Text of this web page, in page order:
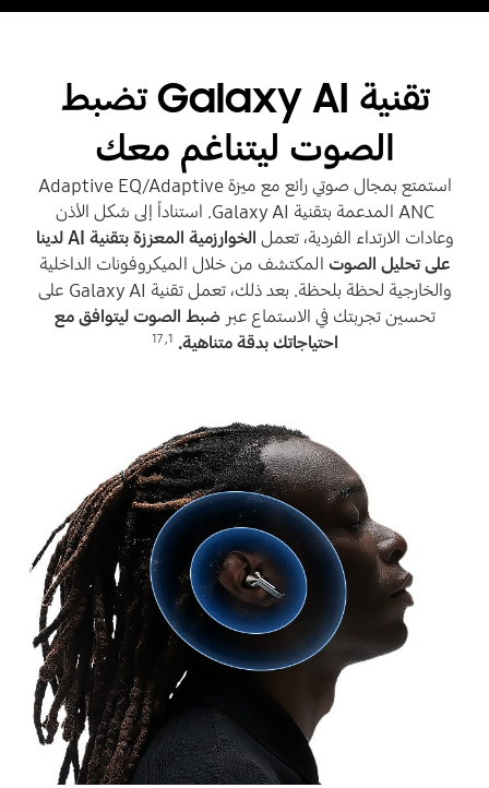
تقنية Galaxy AI تضبط
الصوت ليتناغم معك
استمتع بمجال صوتي رائع مع ميزة Adaptive EQ/Adaptive
ANC المدعمة بتقنية Galaxy AI. استناداً إلى شكل الأذن
وعادات الارتداء الفردية، تعمل
الخوارزمية المعززة بتقنية AI لدينا
على تحليل الصوت المكتشف من خلال الميكروفونات الداخلية
والخارجية لحظة بلحظة. بعد ذلك، تعمل تقنية Galaxy AI على
تحسين تجربتك في الاستماع عبرضبط الصوت ليتوافق مع
احتياجاتك بدقة متناهية. 1
,
17